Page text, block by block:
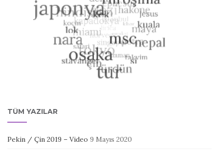
TÜM YAZILAR
Pekin / Çin 2019 – Video 9 Mayıs 2020